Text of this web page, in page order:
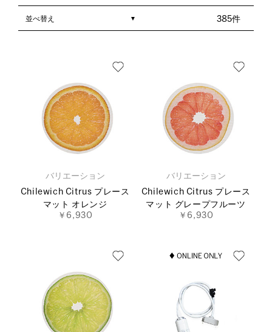
385件
並べ替え
バリエーション
Chilewich Citrus プレース
マット オレンジ
￥6,930
バリエーション
Chilewich Citrus プレース
マット グレープフルーツ
￥6,930